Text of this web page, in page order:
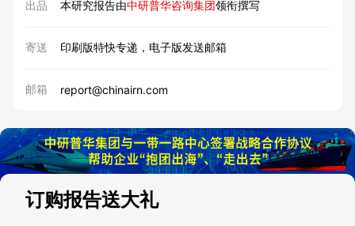
出品 本研究报告由中研普华咨询集团领衔撰写
寄送 印刷版特快专递，电子版发送邮箱
邮箱 report@chinairn.com
订购报告送大礼